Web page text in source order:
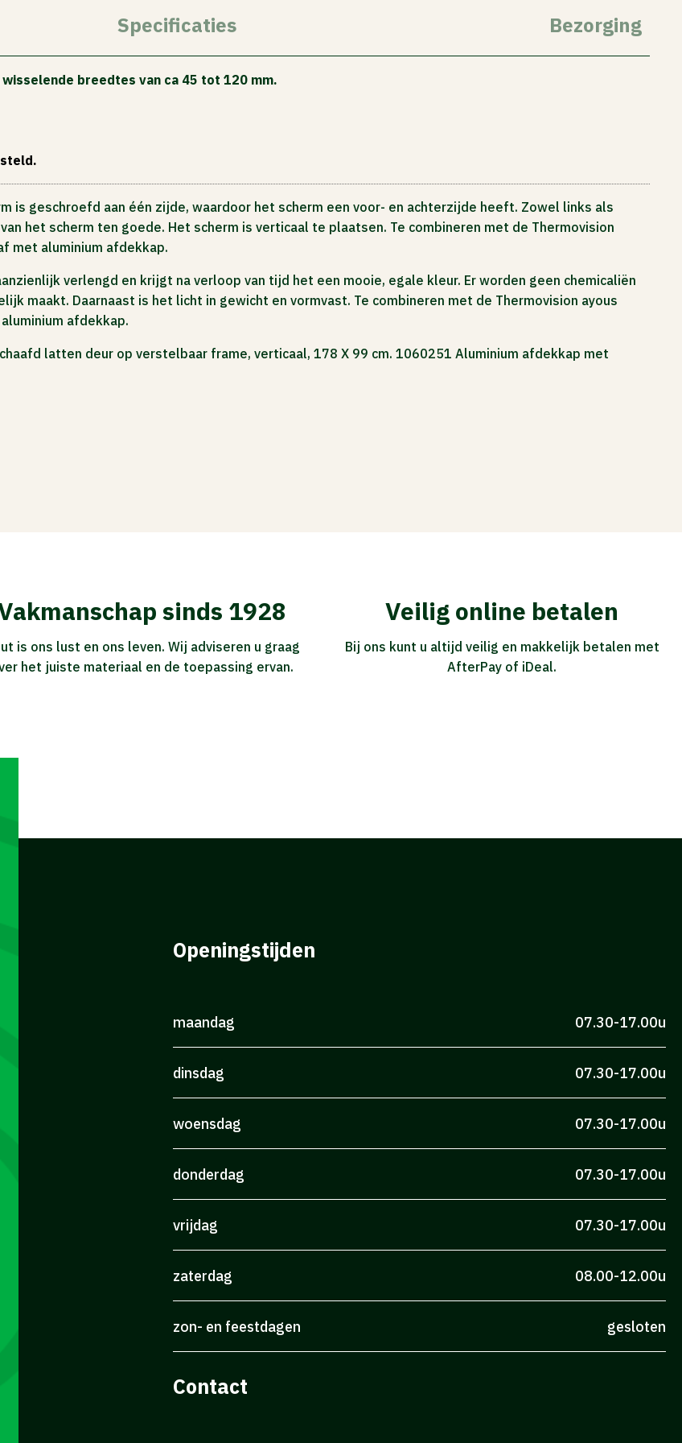
Specificaties Bezorging
breedtes van ca 45 tot 120 mm.
geschroefd aan één zijde, waardoor het scherm een voor- en achterzijde heeft. Zowel links als
het scherm ten goede. Het scherm is verticaal te plaatsen. Te combineren met de Thermovision
met aluminium afdekkap.
verlengd en krijgt na verloop van tijd het een mooie, egale kleur. Er worden geen chemicaliën
maakt. Daarnaast is het licht in gewicht en vormvast. Te combineren met de Thermovision ayous
afdekkap.
latten deur op verstelbaar frame, verticaal, 178 X 99 cm. 1060251 Aluminium afdekkap met
sinds 1928
is ons lust en ons leven. Wij adviseren u graag
het juiste materiaal en de toepassing ervan.
Veilig online betalen
Bij ons kunt u altijd veilig en makkelijk betalen met
AfterPay of iDeal.
Openingstijden
maandag 07.30-17.00u
dinsdag 07.30-17.00u
woensdag 07.30-17.00u
donderdag 07.30-17.00u
vrijdag 07.30-17.00u
zaterdag 08.00-12.00u
zon- en feestdagen gesloten
Contact